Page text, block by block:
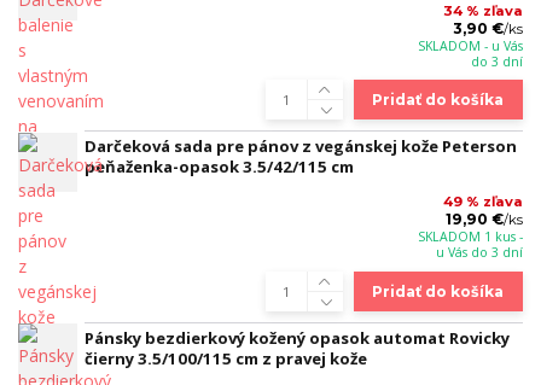
34 % zľava
3,90 €/ks
SKLADOM - u Vás
do 3 dní
Pridať do košíka
Darčeková sada pre pánov z vegánskej kože Peterson
peňaženka-opasok 3.5/42/115 cm
49 % zľava
19,90 €/ks
SKLADOM 1 kus -
u Vás do 3 dní
Pridať do košíka
Pánsky bezdierkový kožený opasok automat Rovicky
čierny 3.5/100/115 cm z pravej kože